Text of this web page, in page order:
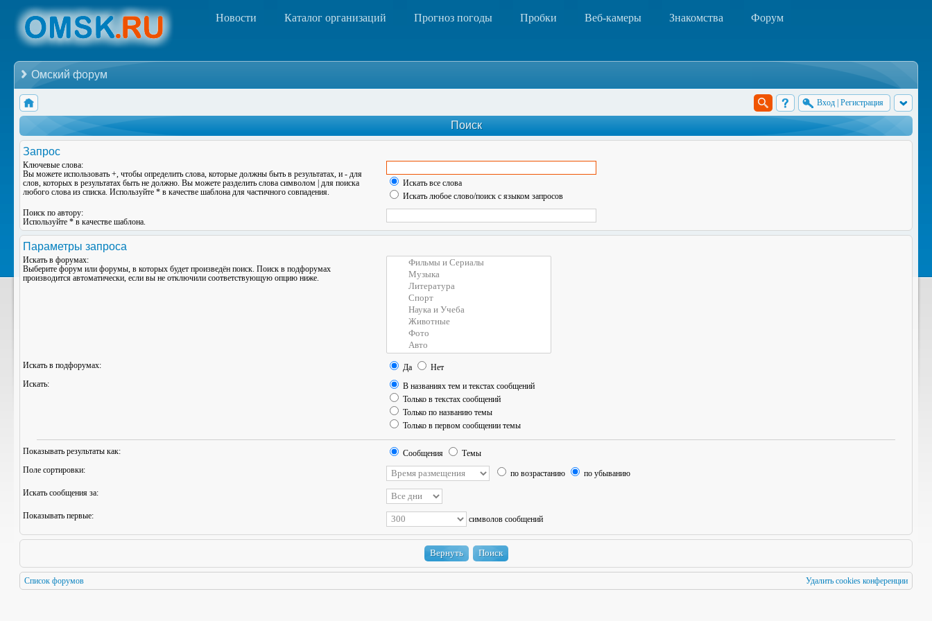
Новости Каталог организаций Прогноз погоды Пробки Веб-камеры Знакомства Форум
Омский форум
Вход Регистрация
Поиск
Запрос
Ключевые слова:
Вы можете использовать +, чтобы определить слова, которые должны быть в результатах, и - для
слов, которых в результатах быть не должно. Вы можете разделить слова символом для поиска
любого слова из списка. Используйте * в качестве шаблона для частичного совпадения.
Искать все слова
Искать любое слово/поиск с языком запросов
Поиск по автору:
Используйте * в качестве шаблона.
Параметры запроса
Искать в форумах:
Выберите форум или форумы, в которых будет произведён поиск. Поиск в подфорумах
производится автоматически, если вы не отключили соответствующую опцию ниже.
Искать в подфорумах: Да
Нет
Искать:
В названиях тем и текстах сообщений
Только в текстах сообщений
Только по названию темы
Только в первом сообщении темы
Показывать результаты как: Сообщения
Темы
Поле сортировки:
по возрастанию
по убыванию
Искать сообщения за:
Показывать первые: символов сообщений
Список форумов Удалить cookies конференции